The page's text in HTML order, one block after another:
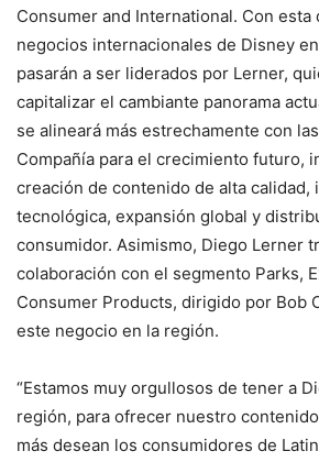
Consumer and International. Con esta
negocios internacionales de Disney
pasarán a ser liderados por Lerner,
capitalizar el cambiante panorama
se alineará más estrechamente con
Compañía para el crecimiento futuro,
creación de contenido de alta calidad,
tecnológica, expansión global y
consumidor. Asimismo, Diego Lerner
colaboración con el segmento Parks,
Consumer Products, dirigido por Bob
este negocio en la región.
“Estamos muy orgullosos de tener a
región, para ofrecer nuestro
más desean los consumidores de